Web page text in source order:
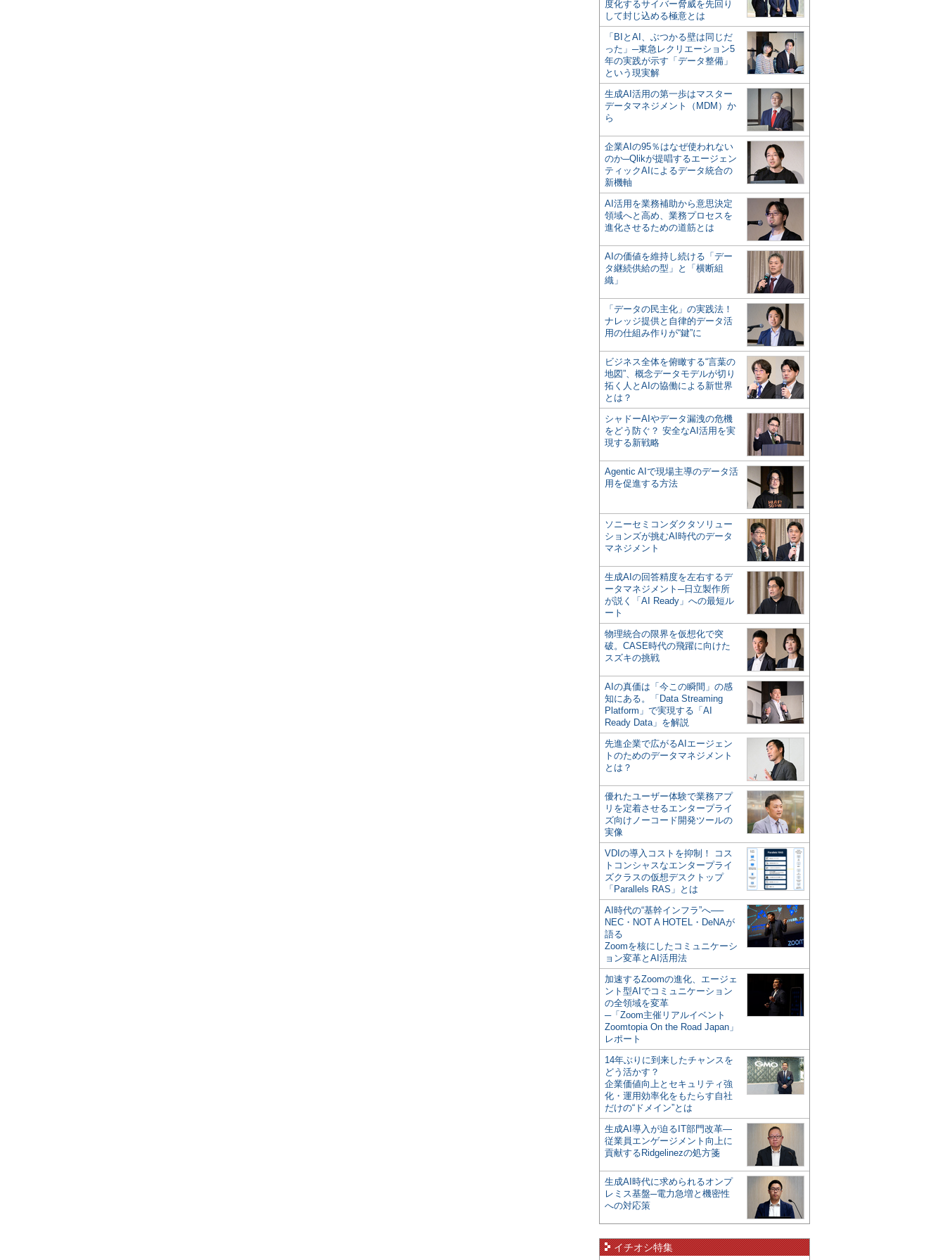
度化するサイバー脅威を先回り
して封じ込める極意とは
「BIとAI、ぶつかる壁は同じだ
った」─東急レクリエーション5
年の実践が示す「データ整備」
という現実解
生成AI活用の第一歩はマスター
データマネジメント（MDM）か
ら
企業AIの95％はなぜ使われない
のか─Qlikが提唱するエージェン
ティックAIによるデータ統合の
新機軸
AI活用を業務補助から意思決定
領域へと高め、業務プロセスを
進化させるための道筋とは
AIの価値を維持し続ける「デー
タ継続供給の型」と「横断組
織」
「データの民主化」の実践法！
ナレッジ提供と自律的データ活
用の仕組み作りが“鍵”に
ビジネス全体を俯瞰する“言葉の
地図”、概念データモデルが切り
拓く人とAIの協働による新世界
とは？
シャドーAIやデータ漏洩の危機
をどう防ぐ？ 安全なAI活用を実
現する新戦略
Agentic AIで現場主導のデータ活
用を促進する方法
ソニーセミコンダクタソリュー
ションズが挑むAI時代のデータ
マネジメント
生成AIの回答精度を左右するデ
ータマネジメント─日立製作所
が説く「AI Ready」への最短ル
ート
物理統合の限界を仮想化で突
破。CASE時代の飛躍に向けた
スズキの挑戦
AIの真価は「今この瞬間」の感
知にある。「Data Streaming
Platform」で実現する「AI
Ready Data」を解説
先進企業で広がるAIエージェン
トのためのデータマネジメント
とは？
優れたユーザー体験で業務アプ
リを定着させるエンタープライ
ズ向けノーコード開発ツールの
実像
VDIの導入コストを抑制！ コス
トコンシャスなエンタープライ
ズクラスの仮想デスクトップ
「Parallels RAS」とは
AI時代の“基幹インフラ”へ──
NEC・NOT A HOTEL・DeNAが
語る
Zoomを核にしたコミュニケーシ
ョン変革とAI活用法
加速するZoomの進化、エージェ
ント型AIでコミュニケーション
の全領域を変革
─「Zoom主催リアルイベント
Zoomtopia On the Road Japan」
レポート
14年ぶりに到来したチャンスを
どう活かす？
企業価値向上とセキュリティ強
化・運用効率化をもたらす自社
だけの“ドメイン”とは
生成AI導入が迫るIT部門改革―
従業員エンゲージメント向上に
貢献するRidgelinezの処方箋
生成AI時代に求められるオンプ
レミス基盤─電力急増と機密性
への対応策
イチオシ特集